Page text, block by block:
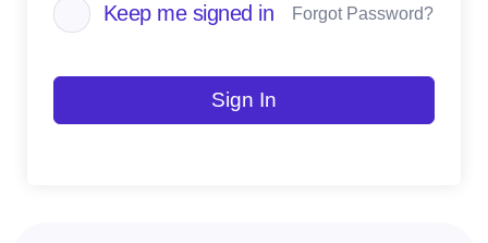
Keep me signed in Forgot Password?
Sign In